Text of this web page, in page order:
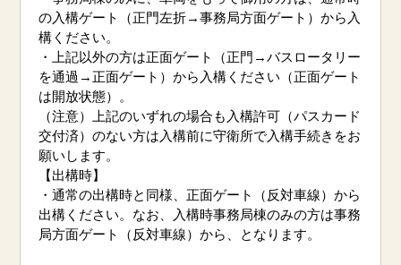
の入構ゲート（正門左折→事務局方面ゲート）から入
構ください。
・上記以外の方は正面ゲート（正門→バスロータリー
を通過→正面ゲート）から入構ください（正面ゲート
は開放状態）。
（注意）上記のいずれの場合も入構許可（パスカード
交付済）のない方は入構前に守衛所で入構手続きをお
願いします。
【出構時】
・通常の出構時と同様、正面ゲート（反対車線）から
出構ください。なお、入構時事務局棟のみの方は事務
局方面ゲート（反対車線）から、となります。